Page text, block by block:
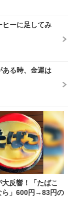
ヒーに足してみ
ある時、金運は
反響！「たばこ
ら」600円→83円の